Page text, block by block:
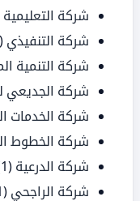
شركة التعليمية
شركة التنفيذي (4)
شركة التنمية
شركة الجديعي
شركة الخدمات
شركة الخطوط
شركة الدرعية (1)
شركة الراجحي (1)